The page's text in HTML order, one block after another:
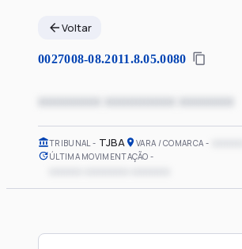
Voltar
0027008-08.2011.8.05.0080
xxxxxxxx xxxxxxxxx xxxxxxx
TRIBUNAL TJBA VARA / COMARCA
ÚLTIMA MOVIMENTAÇÃO